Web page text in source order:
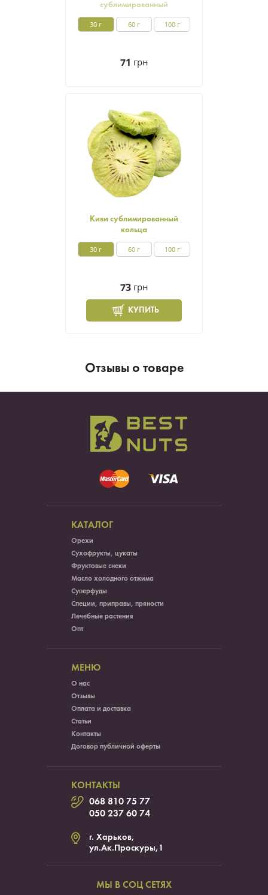
сублимированный
30 г 60 г 100 г
71 грн
Киви сублимированный
кольца
30 г 60 г 100 г
73 грн
КУПИТЬ
Отзывы о товаре
КАТАЛОГ
Орехи
Сухофрукты, цукаты
Фруктовые снеки
Масло холодного отжима
Суперфуды
Специи, приправы, пряности
Лечебные растения
Опт
МЕНЮ
О нас
Отзывы
Оплата и доставка
Статьи
Контакты
Договор публичной оферты
КОНТАКТЫ
068 810 75 77
050 237 60 74
г. Харьков,
ул.Ак.Проскуры,1
МЫ В СОЦ СЕТЯХ